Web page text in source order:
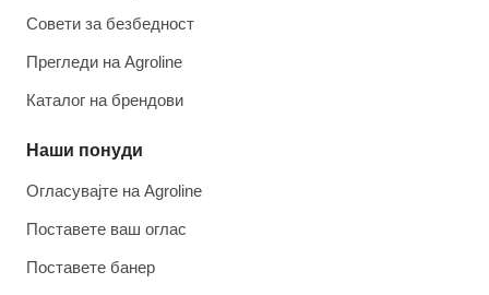
Совети за безбедност
Прегледи на Agroline
Каталог на брендови
Наши понуди
Огласувајте на Agroline
Поставете ваш оглас
Поставете банер